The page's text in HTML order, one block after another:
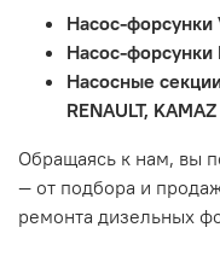
Неисправности
или чрезмерным
Неисправность
впуска/выпуска.
Насос-форсунки
Насос-форсунки
Насосные
RENAULT, KAMAZ
Обращаясь к нам, вы
— от подбора и
ремонта дизельных